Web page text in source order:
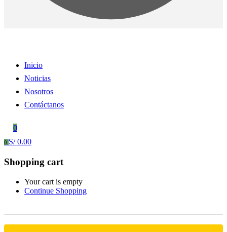
Inicio
Noticias
Nosotros
Contáctanos
0
0 S/0.00
Shopping cart
Your cart is empty
Continue Shopping